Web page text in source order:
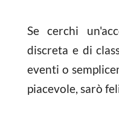
Se cerchi
discreta e di
eventi o
piacevole, sarò